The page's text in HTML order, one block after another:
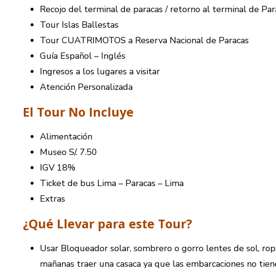
Recojo del terminal de paracas / retorno al terminal de
Tour Islas Ballestas
Tour CUATRIMOTOS a Reserva Nacional de Paracas
Guía Español – Inglés
Ingresos a los lugares a visitar
Atención Personalizada
El Tour No Incluye
Alimentación
Museo S/. 7.50
IGV 18%
Ticket de bus Lima – Paracas – Lima
Extras
¿Qué Llevar para este Tour?
Usar Bloqueador solar, sombrero o gorro lentes de sol,
mañanas traer una casaca ya que las embarcaciones no